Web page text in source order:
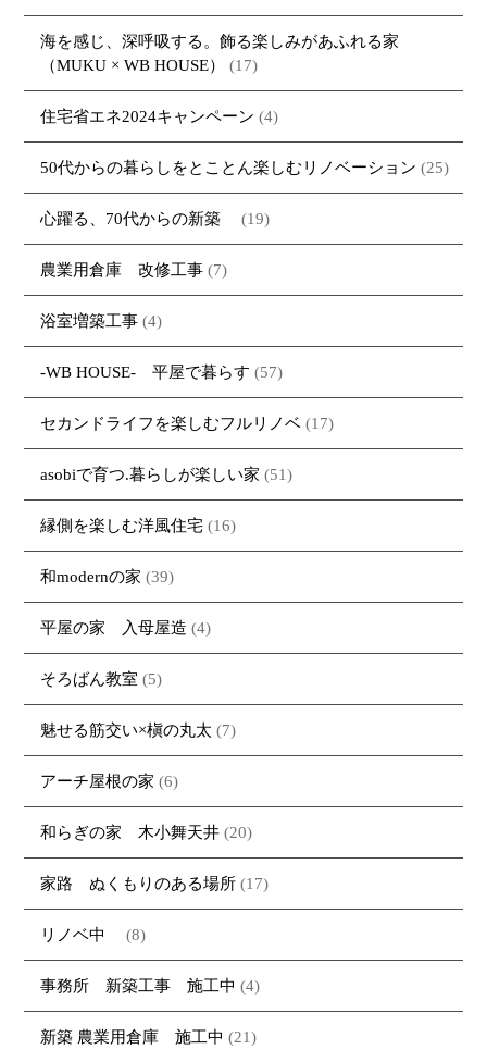
海を感じ、深呼吸する。飾る楽しみがあふれる家
（MUKU × WB HOUSE）
(17)
住宅省エネ2024キャンペーン (4)
50代からの暮らしをとことん楽しむリノベーション (25)
心躍る、70代からの新築 (19)
農業用倉庫 改修工事 (7)
浴室増築工事 (4)
-WB HOUSE- 平屋で暮らす (57)
セカンドライフを楽しむフルリノベ (17)
asobiで育つ.暮らしが楽しい家 (51)
縁側を楽しむ洋風住宅 (16)
和modernの家 (39)
平屋の家 入母屋造 (4)
そろばん教室 (5)
魅せる筋交い×槇の丸太 (7)
アーチ屋根の家 (6)
和らぎの家 木小舞天井 (20)
家路 ぬくもりのある場所 (17)
リノベ中 (8)
事務所 新築工事 施工中 (4)
新築 農業用倉庫 施工中 (21)